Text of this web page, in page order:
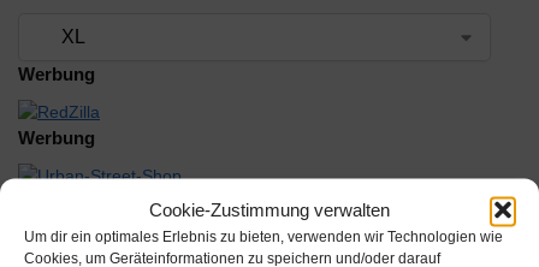
Cookie-Zustimmung verwalten
Um dir ein optimales Erlebnis zu bieten, verwenden wir Technologien wie
Cookies, um Geräteinformationen zu speichern und/oder darauf
Werbung
Werbung